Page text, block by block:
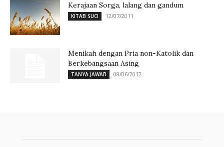
Kerajaan Sorga, lalang dan gandum
KITAB SUCI 12/07/2011
Menikah dengan Pria non-Katolik dan
Berkebangsaan Asing
TANYA JAWAB 08/06/2012